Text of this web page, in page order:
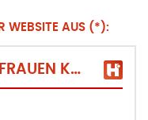
WEBSITE AUS (*):
REGION ERWACHSENE - FRAUEN KREISOBERLIGA OST